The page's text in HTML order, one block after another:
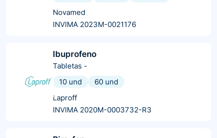
Novamed
INVIMA 2023M-0021176
Ibuprofeno
Tabletas -
10 und
60 und
Laproff
INVIMA 2020M-0003732-R3